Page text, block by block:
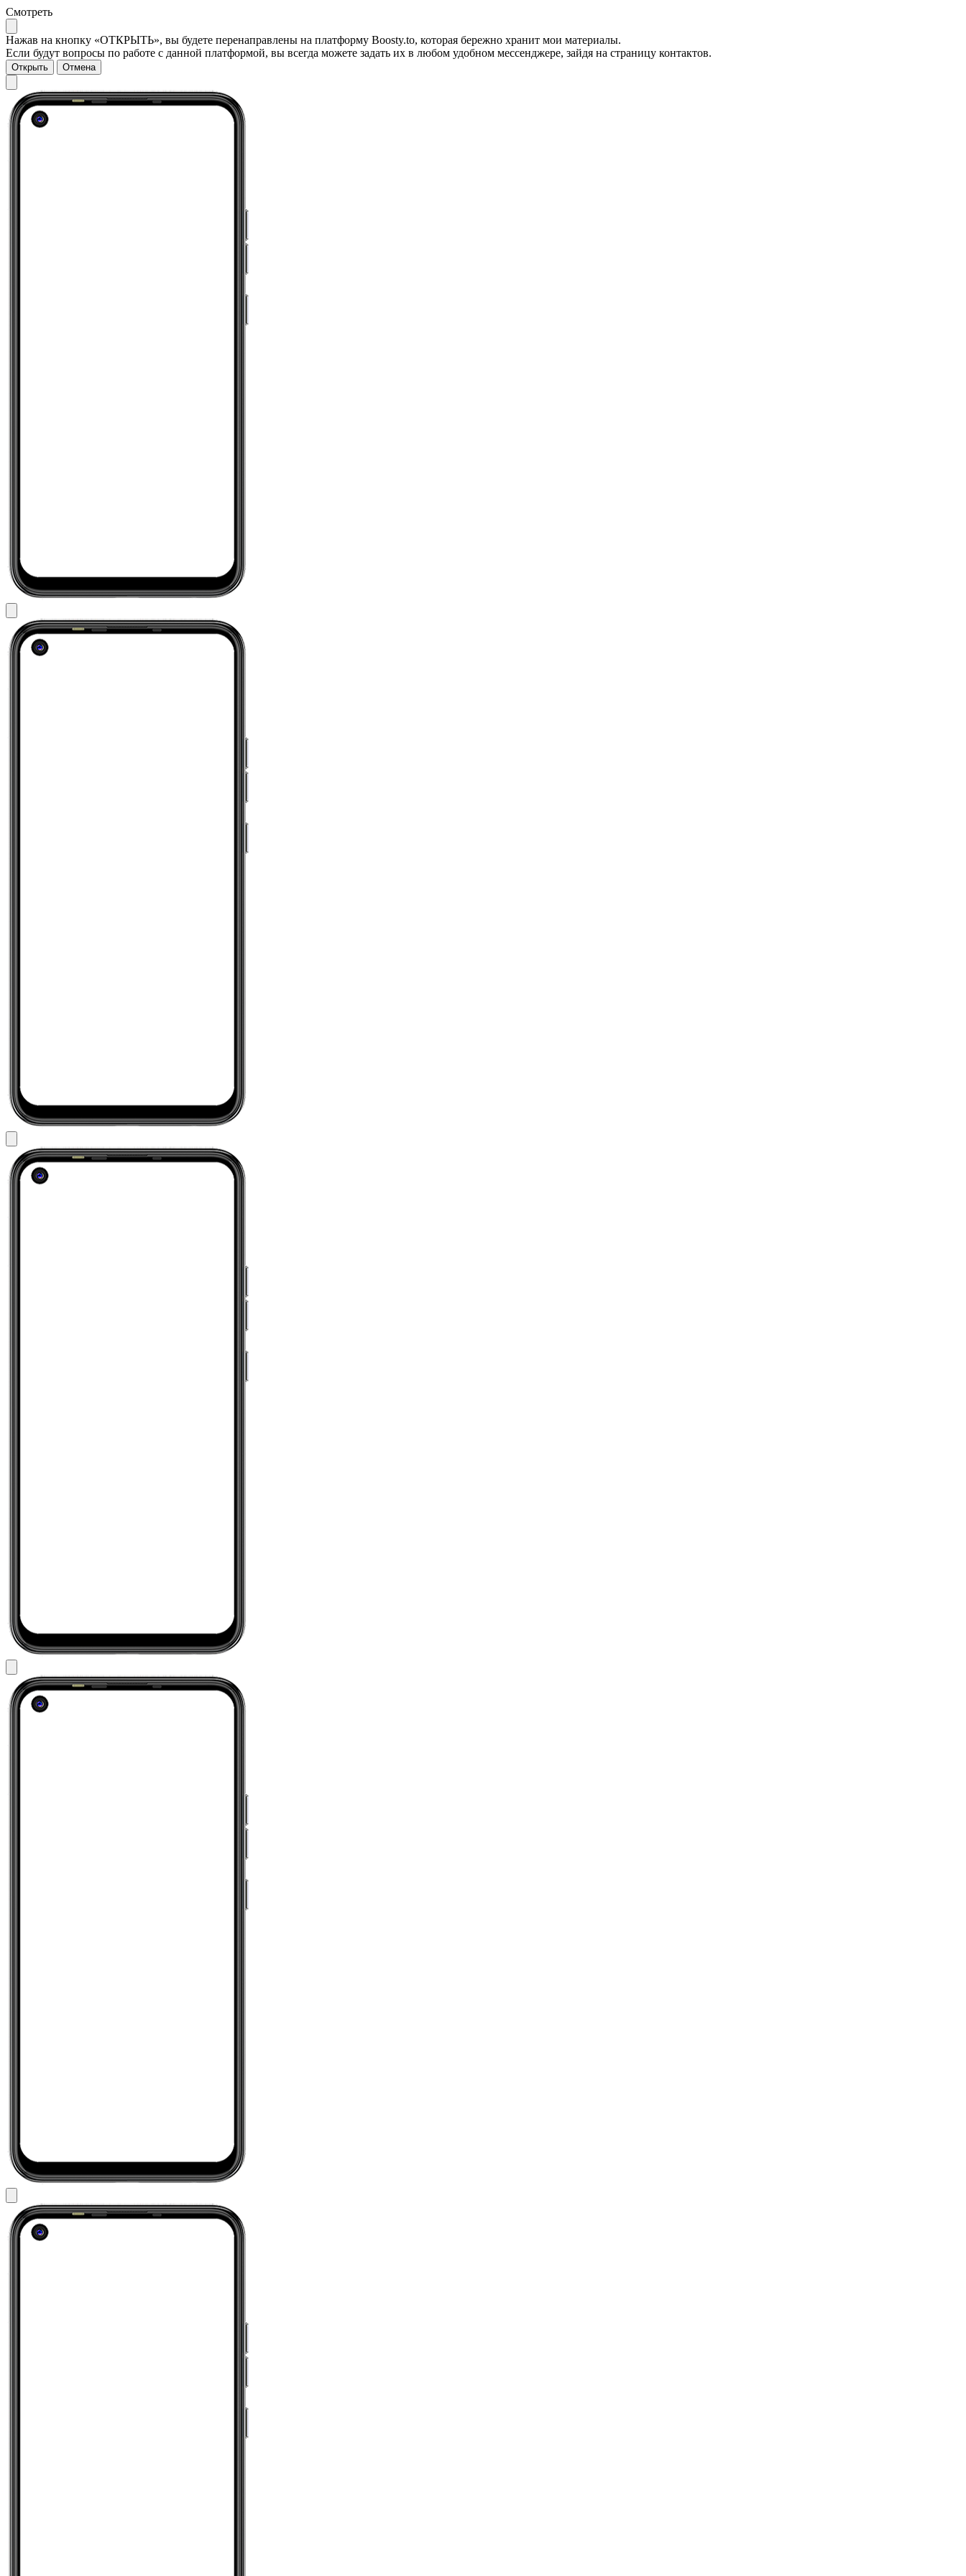
Смотреть
Нажав на кнопку «ОТКРЫТЬ», вы будете перенаправлены на платформу Boosty.to, которая бережно хранит мои материалы.
Если будут вопросы по работе с данной платформой, вы всегда можете задать их в любом удобном мессенджере, зайдя на страницу контактов.
Открыть Отмена